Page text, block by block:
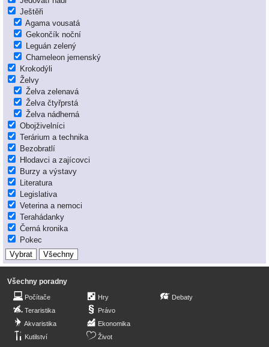
Ještěři
Agama vousatá
Gekončík noční
Leguán zelený
Chameleon jemenský
Krokodýli
Želvy
Želva zelenavá
Želva čtyřprstá
Želva nádherná
Obojživelníci
Terárium a technika
Bezobratlí
Hlodavci a zajícovci
Burzy a výstavy
Literatura
Legislativa
Veterina a nemoci
Terahádanky
Černá kronika
Pokec
Všechny poradny
Počítače
Teraristika
Akvaristika
Kutilství
Hry
Právo
Ekonomika
Život
Debaty